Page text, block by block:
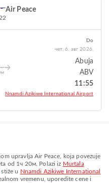
Air Peace
Do
чет, 6. авг 2026.
Abuja
ABV
11:55
Nnamdi Azikiwe International Airport
upravljaAir Peace , koja povezuje
od 1ч 20м . Polazi iz Murtala
stiže u Nnamdi Azikiwe International
vremenu, uporedite cene i